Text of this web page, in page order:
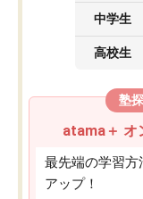
中学生
高校生
塾
atama＋ オ
最先端の学習
アップ！